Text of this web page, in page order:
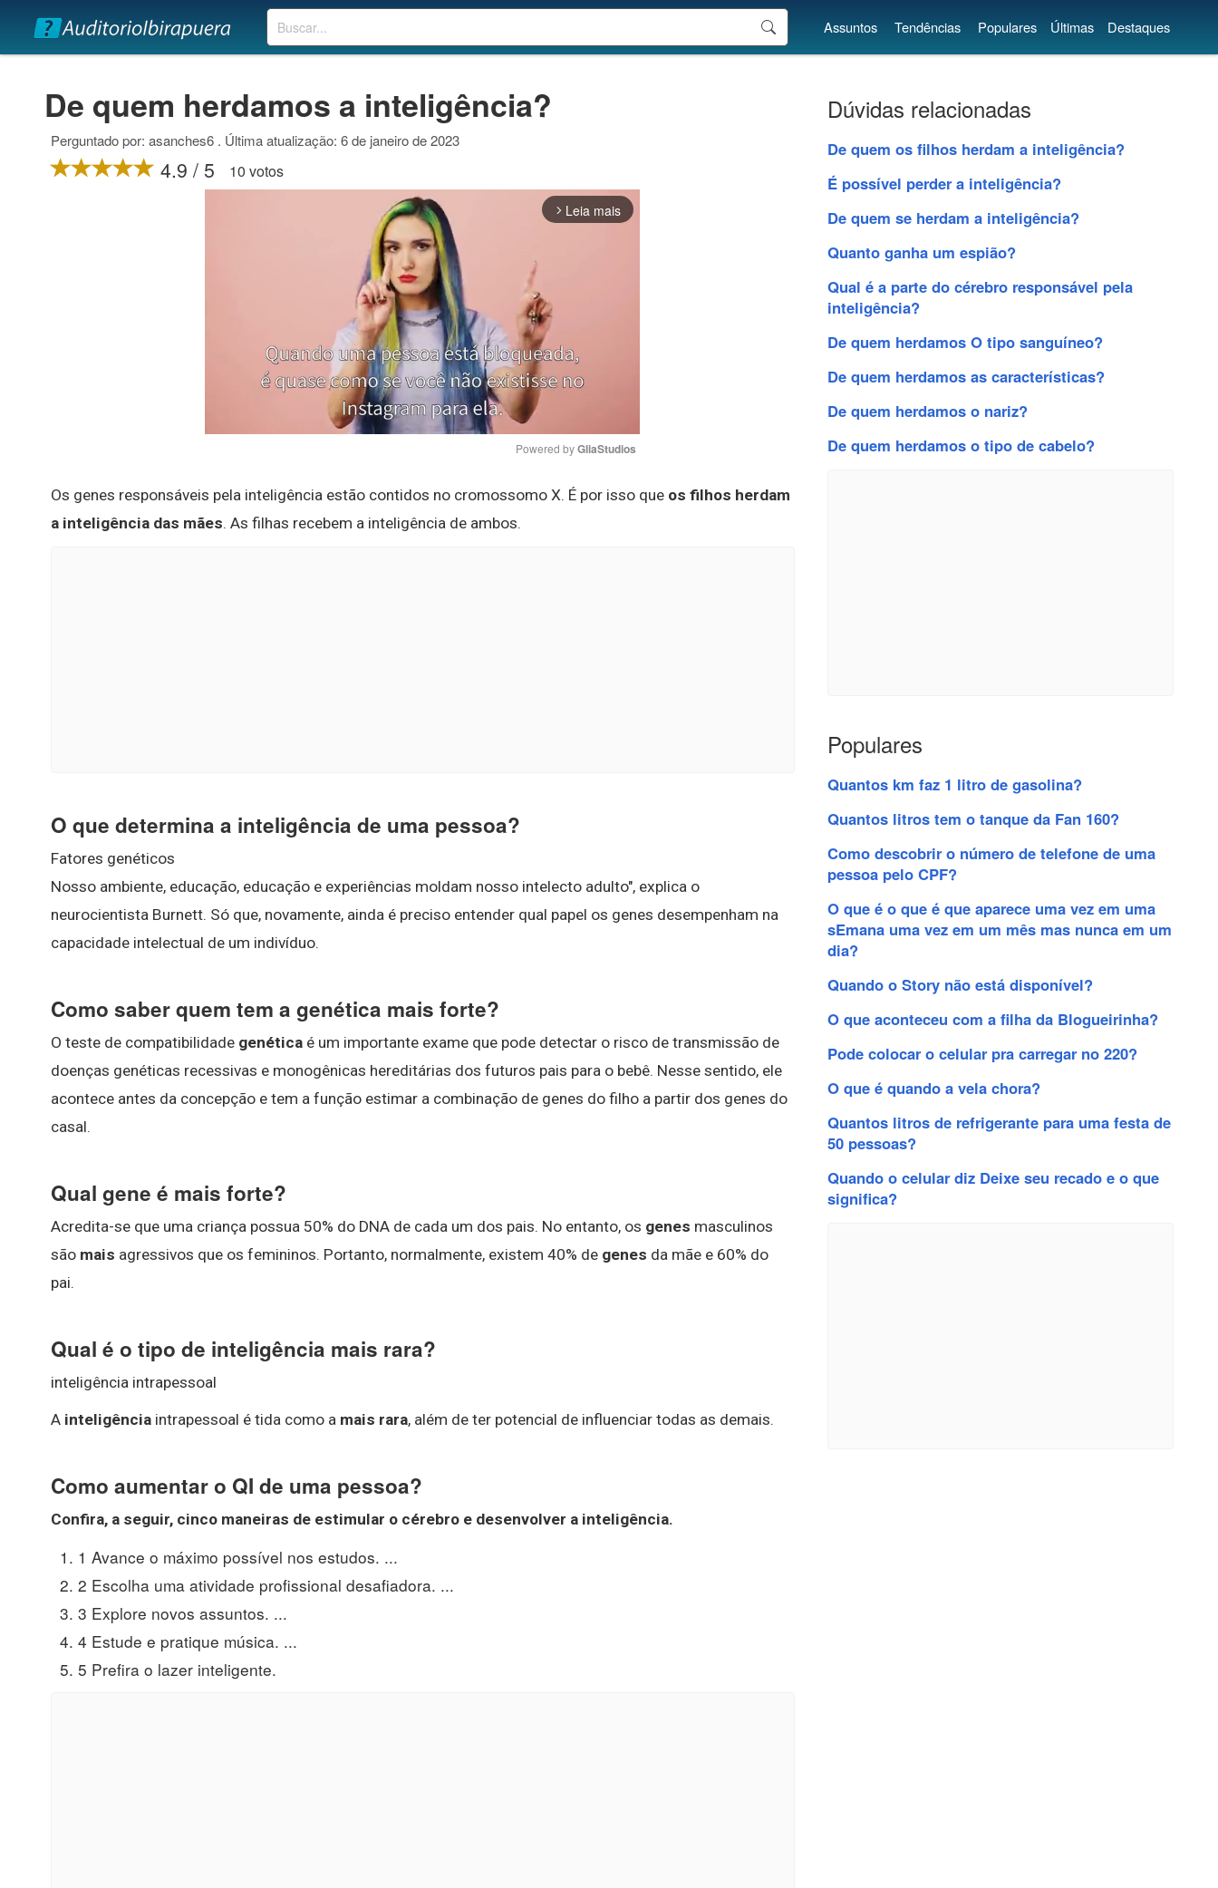
Buscar Assuntos Tendências Populares Últimas Destaques
De quem herdamos a inteligência?
Perguntado por: asanches6 . Última atualização: 6 de janeiro de 2023
4.9 / 5 10 votos
arrow_forward_ios Leia mais
Mute
Powered by GliaStudios
Os genes responsáveis pela inteligência estão contidos no cromossomo X. É por isso que os filhos herdam
a inteligência das mães. As filhas recebem a inteligência de ambos.
O que determina a inteligência de uma pessoa?
Fatores genéticos
Nosso ambiente, educação, educação e experiências moldam nosso intelecto adulto", explica o
neurocientista Burnett. Só que, novamente, ainda é preciso entender qual papel os genes desempenham na
capacidade intelectual de um indivíduo.
Como saber quem tem a genética mais forte?
O teste de compatibilidade genética é um importante exame que pode detectar o risco de transmissão de
doenças genéticas recessivas e monogênicas hereditárias dos futuros pais para o bebê. Nesse sentido, ele
acontece antes da concepção e tem a função estimar a combinação de genes do filho a partir dos genes do
casal.
Qual gene é mais forte?
Acredita-se que uma criança possua 50% do DNA de cada um dos pais. No entanto, os genes masculinos
são mais agressivos que os femininos. Portanto, normalmente, existem 40% de genes da mãe e 60% do
pai.
Qual é o tipo de inteligência mais rara?
inteligência intrapessoal
A inteligência intrapessoal é tida como a mais rara, além de ter potencial de influenciar todas as demais.
Como aumentar o QI de uma pessoa?
Confira, a seguir, cinco maneiras de estimular o cérebro e desenvolver a inteligência.
1 Avance o máximo possível nos estudos. ...
2 Escolha uma atividade profissional desafiadora. ...
3 Explore novos assuntos. ...
4 Estude e pratique música. ...
5 Prefira o lazer inteligente.
Dúvidas relacionadas
De quem os filhos herdam a inteligência?
É possível perder a inteligência?
De quem se herdam a inteligência?
Quanto ganha um espião?
Qual é a parte do cérebro responsável pela
inteligência?
De quem herdamos O tipo sanguíneo?
De quem herdamos as características?
De quem herdamos o nariz?
De quem herdamos o tipo de cabelo?
Populares
Quantos km faz 1 litro de gasolina?
Quantos litros tem o tanque da Fan 160?
Como descobrir o número de telefone de uma
pessoa pelo CPF?
O que é o que é que aparece uma vez em uma
sEmana uma vez em um mês mas nunca em um
dia?
Quando o Story não está disponível?
O que aconteceu com a filha da Blogueirinha?
Pode colocar o celular pra carregar no 220?
O que é quando a vela chora?
Quantos litros de refrigerante para uma festa de
50 pessoas?
Quando o celular diz Deixe seu recado e o que
significa?